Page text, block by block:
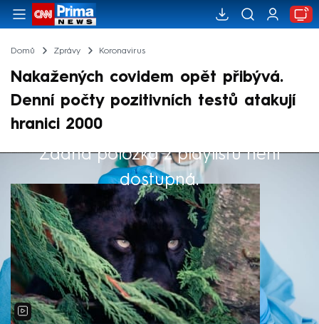
Domů Zprávy Koronavirus
Nakažených covidem opět přibývá.
Denní počty pozitivních testů atakují
hranici 2000
Žádná položka z playlistu není
dostupná.
Výběr redakce